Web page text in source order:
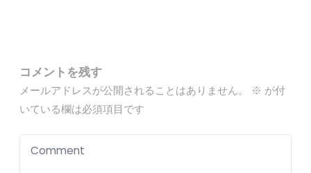
コメントを残す
メールアドレスが公開されることはありません。 ※ が付
いている欄は必須項目です